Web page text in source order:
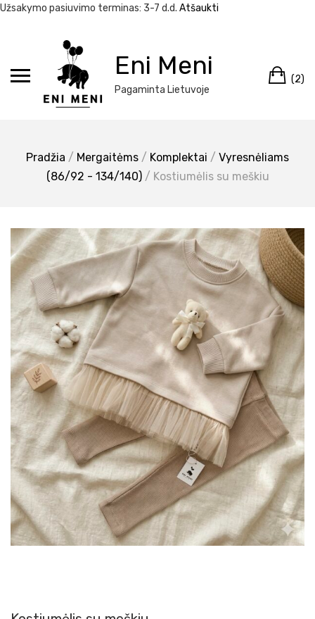
Užsakymo pasiuvimo terminas: 3-7 d.d. Atšaukti
turinio
Eni Meni
Pagaminta Lietuvoje
(2)
Pradžia / Mergaitėms / Komplektai / Vyresnėliams
(86/92 - 134/140)/ Kostiumėlis su meškiu